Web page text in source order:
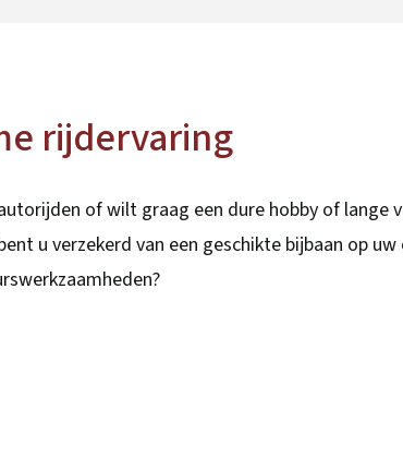
rijdervaring
of wilt graag een dure hobby of lange
u verzekerd van een geschikte bijbaan op